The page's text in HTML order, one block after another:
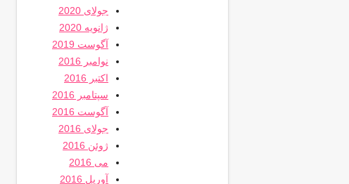
جولای 2020
ژانویه 2020
آگوست 2019
نوامبر 2016
اکتبر 2016
سپتامبر 2016
آگوست 2016
جولای 2016
ژوئن 2016
می 2016
آوریل 2016